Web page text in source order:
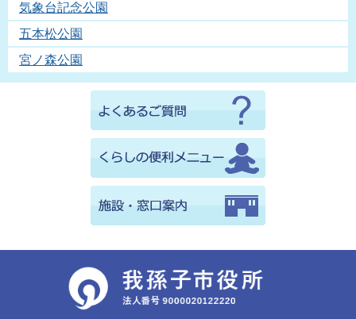
気象台記念公園
五本松公園
宮ノ森公園